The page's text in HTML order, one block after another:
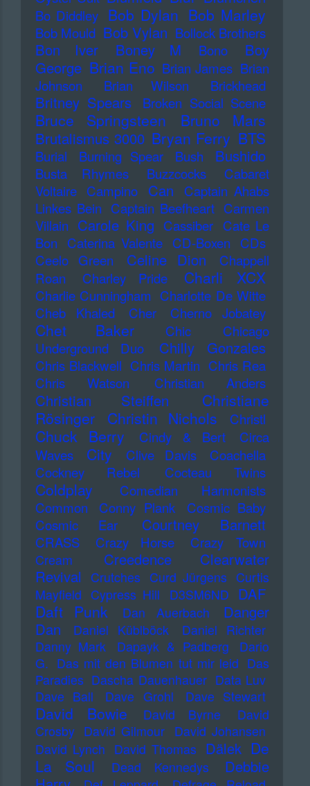
Bo Diddley Bob Dylan Bob Marley
Bob Mould Bob Vylan Bollock Brothers
Bon Iver Boney M Bono
Boy
George Brian Eno Brian James Brian
Johnson
Brian Wilson Brickhead
Britney Spears Broken Social Scene
Bruce Springsteen Bruno Mars
Brutalismus 3000 Bryan Ferry BTS
Burial Burning Spear Bush Bushido
Busta Rhymes Buzzcocks
Cabaret
Voltaire Campino Can
Captain Ahabs
Linkes Bein Captain Beefheart Carmen
Villain Carole King Cassiber Cate Le
Bon
Caterina Valente CD-Boxen
CDs
Ceelo Green
Celine Dion
Chappell
Roan
Charley Pride Charli XCX
Charlie Cunningham Charlotte De Witte
Cheb Khaled
Cher Cherno Jobatey
Chet Baker Chic
Chicago
Underground Duo
Chilly Gonzales
Chris Blackwell Chris Martin Chris Rea
Chris Watson
Christian Anders
Christian Steiffen
Christiane
Rösinger
Christin Nichols Christl
Chuck Berry Cindy & Bert
Circa
Waves
City Clive Davis
Coachella
Cockney Rebel
Cocteau Twins
Coldplay
Comedian Harmonists
Common
Conny Plank
Cosmic Baby
Cosmic Ear
Courtney Barnett
CRASS Crazy Horse Crazy Town
Cream
Creedence Clearwater
Revival
Crutches Curd Jürgens Curtis
Mayfield Cypress Hill D3SM6ND DAF
Daft Punk Dan Auerbach
Danger
Dan
Daniel Küblböck
Daniel Richter
Danny Mark
Dapayk & Padberg
Dario
G. Das mit den Blumen tut mir leid Das
Paradies Dascha Dauenhauer Data Luv
Dave Ball
Dave Grohl Dave Stewart
David Bowie David Byrne
David
Crosby David Gilmour David Johansen
David Lynch David Thomas Dälek De
La Soul
Dead Kennedys
Debbie